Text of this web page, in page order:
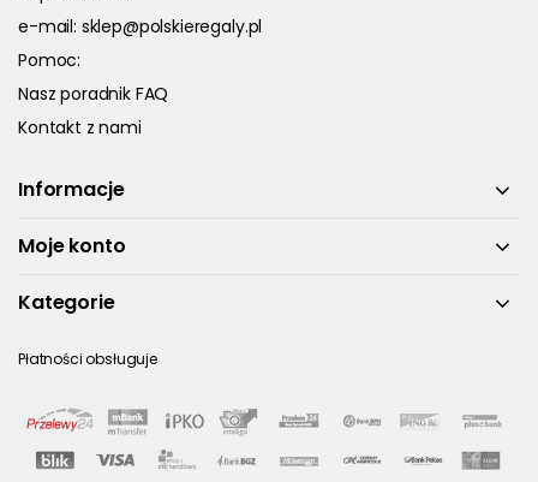
e-mail: sklep@polskieregaly.pl
Pomoc:
Nasz poradnik FAQ
Kontakt z nami
Informacje
Moje konto
Kategorie
Płatności obsługuje